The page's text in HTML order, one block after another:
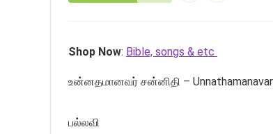
Shop Now: Bible, songs & etc
உன்னதமானவர் சன்னிதி – Unnathamanavar
பல்லவி